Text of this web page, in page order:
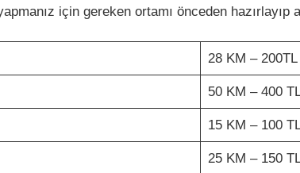
için gereken ortamı önceden
28 KM – 200TL
50 KM – 400
15 KM – 100
25 KM – 150